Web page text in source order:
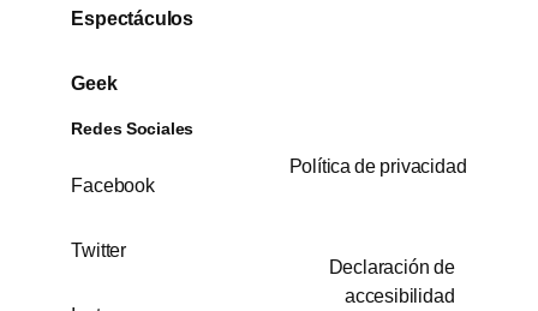
Espectáculos
Geek
Redes Sociales
Facebook
Twitter
Política de privacidad
Declaración de
accesibilidad